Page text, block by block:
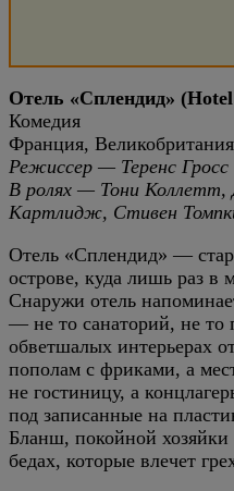
Отель «Сплендид»
Комедия
Франция,
Режиссер — Теренс Гросс
В ролях — Тони Коллетт,
Картлидж, Стивен
Отель «Сплендид» —
острове, куда лишь раз в
Снаружи отель
— не то санаторий, не то
обветшалых интерьерах
пополам с фриками, а
не гостиницу, а
под записанные на
Бланш, покойной хозяйки
бедах, которые влечет